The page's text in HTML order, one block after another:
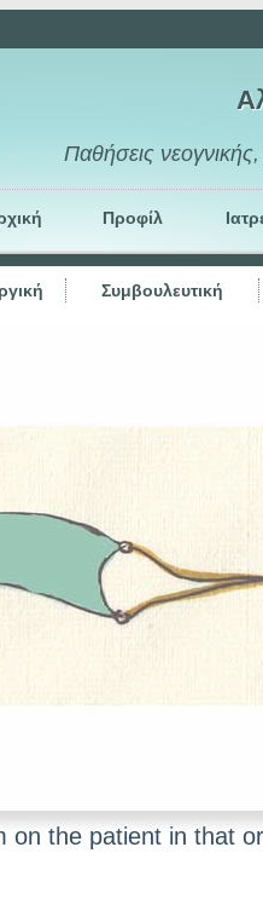
Παθήσεις νεογνικής,
Προφίλ
Συμβουλευτική
on the patient in that